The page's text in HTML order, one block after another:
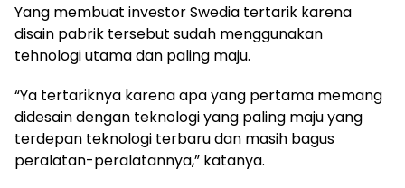
Yang membuat investor Swedia tertarik karena
disain pabrik tersebut sudah menggunakan
tehnologi utama dan paling maju.
“Ya tertariknya karena apa yang pertama memang
didesain dengan teknologi yang paling maju yang
terdepan teknologi terbaru dan masih bagus
peralatan-peralatannya,” katanya.